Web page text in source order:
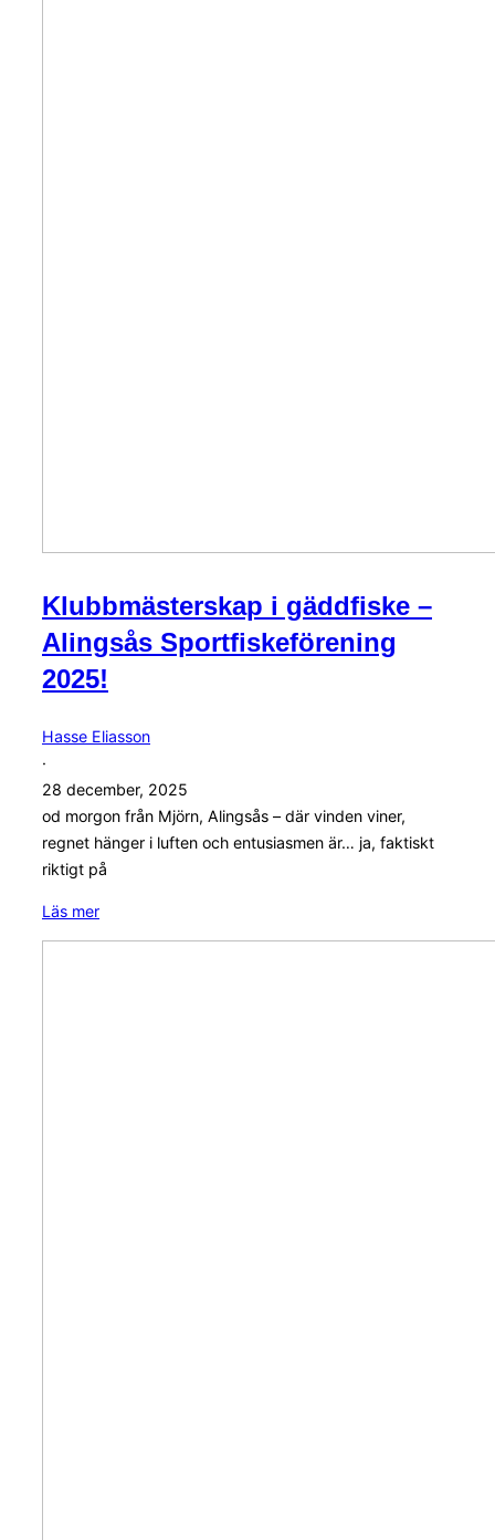
Klubbmästerskap i gäddfiske –
Alingsås Sportfiskeförening
2025!
Hasse Eliasson
·
28 december, 2025
od morgon från Mjörn, Alingsås – där vinden viner,
regnet hänger i luften och entusiasmen är… ja, faktiskt
riktigt på
Läs merKlubbmästerskap
i